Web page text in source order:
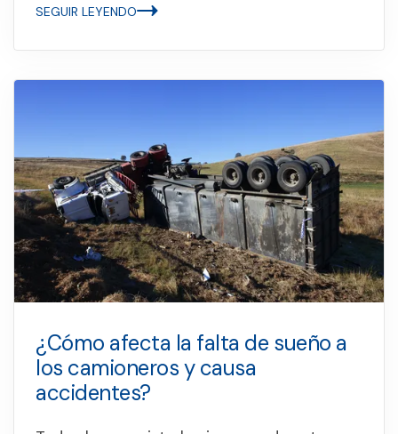
SEGUIR LEYENDO
¿Cómo afecta la falta de sueño a
los camioneros y causa
accidentes?